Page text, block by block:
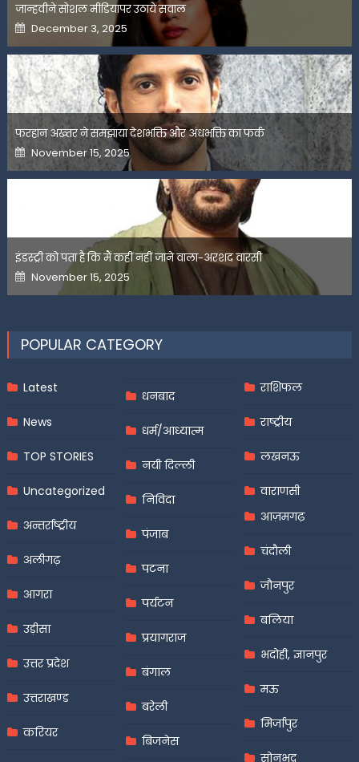
जान्हवीने सोशल मीडियापर उठाये सवाल
Posted
on
December 3, 2025
फरहान अख्तर ने समझाया देशभक्ति और अंधभक्ति का फर्क
Posted
on
November 15, 2025
इंडस्ट्री को पता है कि मैं कहीं नहीं जाने वाला-अरशद वारसी
Posted
on
November 15, 2025
POPULAR CATEGORY
Latest
News
TOP STORIES
Uncategorized
अन्तर्राष्ट्रीय
अलीगढ़
आगरा
उड़ीसा
उत्तर प्रदेश
उत्तराखण्ड
करियर
धनबाद
धर्म/आध्यात्म
नयी दिल्ली
निविदा
पंजाब
पटना
पर्यटन
प्रयागराज
बंगाल
बरेली
बिजनेस
राशिफल
राष्ट्रीय
लखनऊ
वाराणसी
आज़मगढ़
चंदौली
जौनपुर
बलिया
भदोही, ज्ञानपुर
मऊ
मिर्जापुर
सोनभद्र